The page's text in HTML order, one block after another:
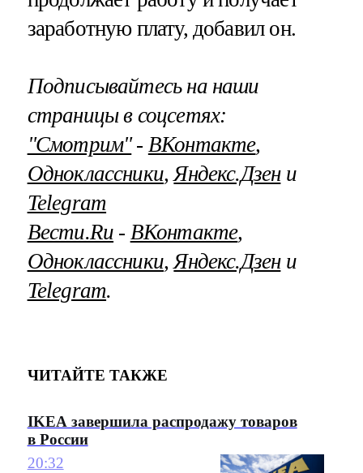
заработную плату, добавил он.
Подписывайтесь на наши
страницы в соцсетях:
"Смотрим"‐ ВКонтакте,
Одноклассники,Яндекс.Дзени
Telegram
Вести.Ru ‐ ВКонтакте,
Одноклассники,Яндекс.Дзени
Telegram.
ЧИТАЙТЕ ТАКЖЕ
IKEA завершила распродажу товаров
в России
20:32